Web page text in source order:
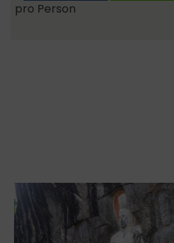
pro Person